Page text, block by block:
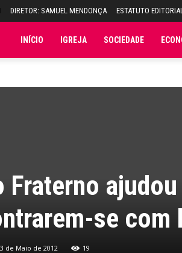
DIRETOR: SAMUEL MENDONÇA ESTATUTO
INÍCIO IGREJA SOCIEDADE
Fraterno
se com
3 de Maio de 2012 19